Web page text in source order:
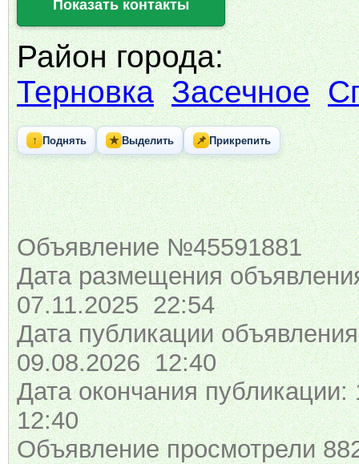
Показать контакты
Район города:
Терновка Засечное
↑ Поднять ★ Выделить 📌 Прикрепить
Объявление №45591881
Дата размещения
07.11.2025 22:54
Дата публикации
09.08.2026 12:40
Дата окончания публикации:
12:40
Объявление просмотрели